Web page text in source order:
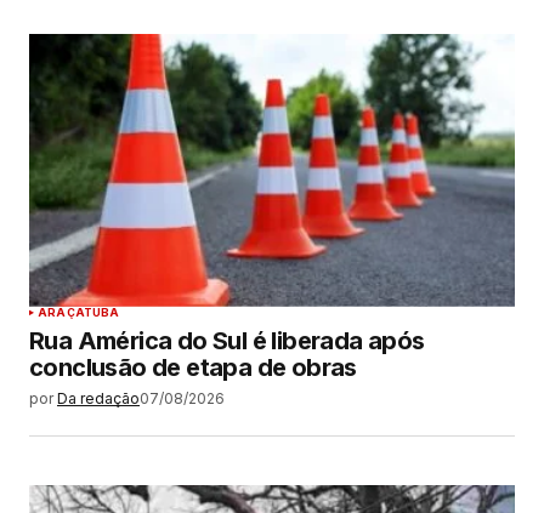
ARAÇATUBA
Rua América do Sul é liberada após
conclusão de etapa de obras
por Da redação07/08/2026